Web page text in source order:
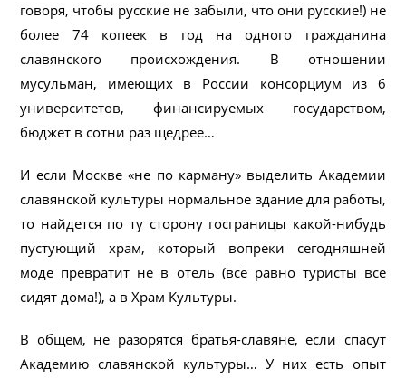
говоря, чтобы русские не забыли, что они русские!) не
более 74 копеек в год на одного гражданина
славянского происхождения. В отношении
мусульман, имеющих в России консорциум из 6
университетов, финансируемых государством,
бюджет в сотни раз щедрее…
И если Москве «не по карману» выделить Академии
славянской культуры нормальное здание для работы,
то найдется по ту сторону госграницы какой-нибудь
пустующий храм, который вопреки сегодняшней
моде превратит не в отель (всё равно туристы все
сидят дома!), а в Храм Культуры.
В общем, не разорятся братья-славяне, если спасут
Академию славянской культуры… У них есть опыт